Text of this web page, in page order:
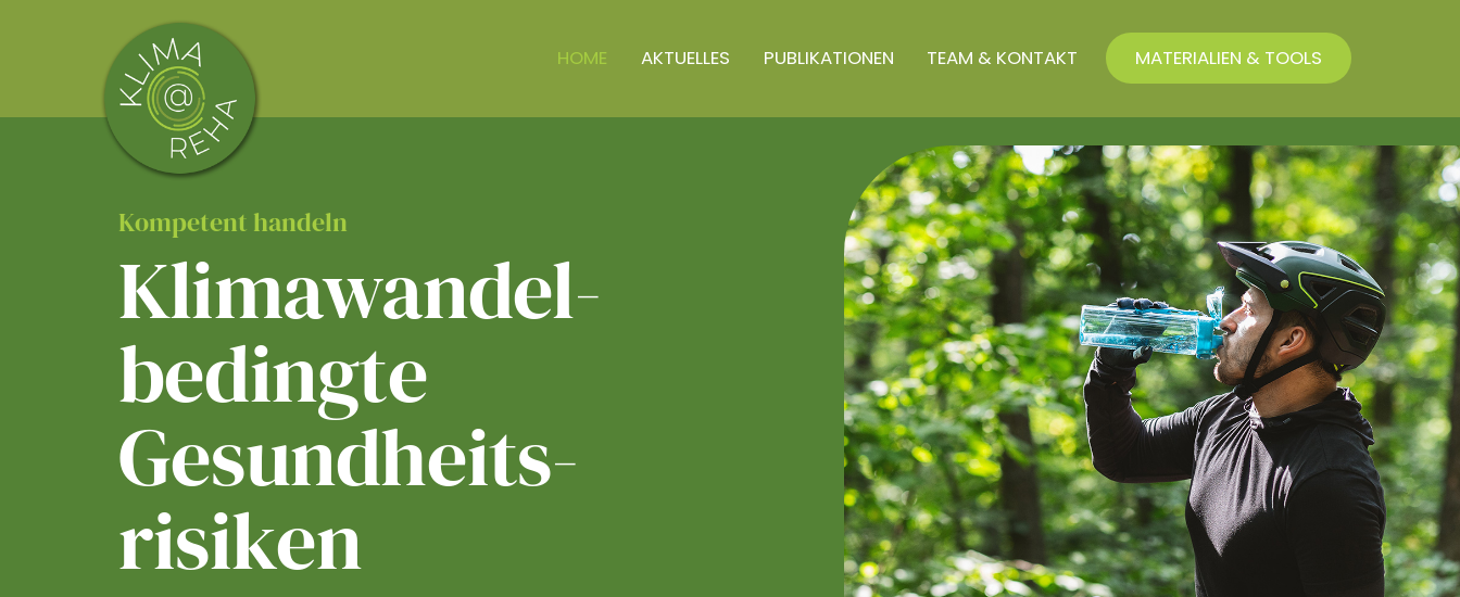
HOME AKTUELLES PUBLIKATIONEN TEAM & KONTAKT MATERIALIEN & TOOLS
Kompetent handeln
Klimawandel­
bedingte
Gesundheits­
risiken